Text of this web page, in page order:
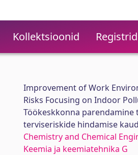
Kollektsioonid Registrid
Improvement of Work
Risks Focusing on Indoor
Töökeskkonna
terviseriskide hindamise
Chemistry and Chemical
Keemia ja keemiatehnika G